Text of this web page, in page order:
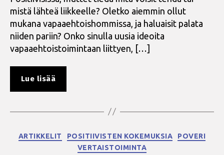
mistä lähteä liikkeelle? Oletko aiemmin ollut
mukana vapaaehtoishommissa, ja haluaisit palata
niiden pariin? Onko sinulla uusia ideoita
vapaaehtoistoimintaan liittyen, […]
Lue lisää
Kategoriat
ARTIKKELIT POSITIIVISTEN KOKEMUKSIA
POVERI
VERTAISTOIMINTA